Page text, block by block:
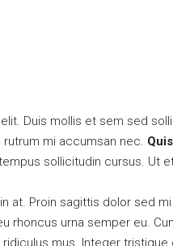
Duis mollis et sem sed
mi accumsan nec.
sollicitudin cursus. Ut
at. Proin sagittis dolor sed
rhoncus urna semper eu.
mus. Integer tristique